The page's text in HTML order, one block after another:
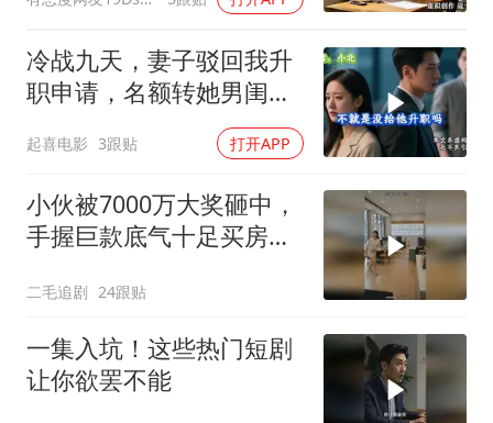
离婚
冷战九天，妻子驳回我升
职申请，名额转她男闺
蜜，我转身办妥1件事
起喜电影 3跟贴 打开APP
小伙被7000万大奖砸中，
手握巨款底气十足买房不
二毛追剧 24跟贴
一集入坑！这些热门短剧
让你欲罢不能